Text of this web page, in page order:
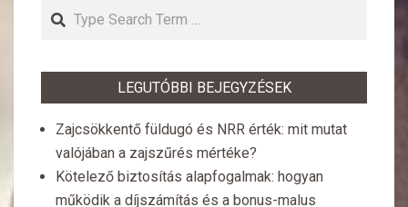
Search
LEGUTÓBBI BEJEGYZÉSEK
Zajcsökkentő füldugó és NRR érték: mit mutat
valójában a zajszűrés mértéke?
Kötelező biztosítás alapfogalmak: hogyan
működik a díjszámítás és a bonus-malus